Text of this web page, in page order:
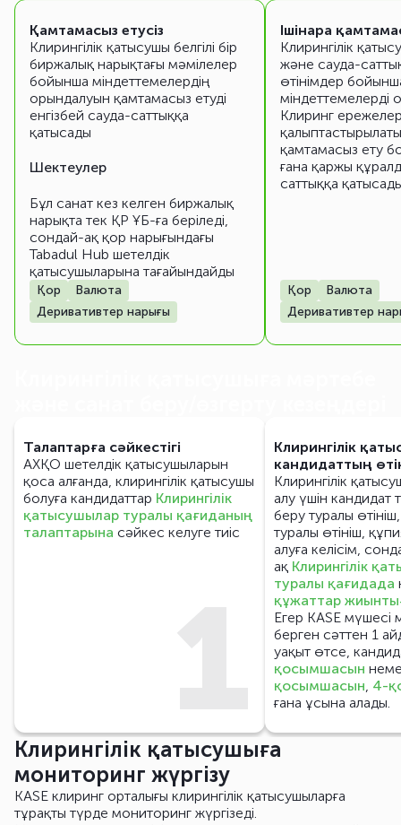
Қамтамасыз етусіз
Клирингілік қатысушы белгілі бір
биржалық нарықтағы мәмілелер
бойынша міндеттемелердің
орындалуын қамтамасыз етуді
енгізбей сауда-саттыққа
қатысады
Шектеулер
Бұл санат кез келген биржалық
нарықта тек ҚР ҰБ-ға беріледі,
сондай-ақ қор нарығындағы
Tabadul Hub шетелдік
қатысушыларына тағайындайды
Қор
Валюта
Деривативтер нарығы
Ішінара
Клирингілік
және сауда-
өтінімдер
міндеттемелерді
Клиринг
қамтамасыз ету
ғана қаржы
саттыққа
Қор
Валюта
Деривативтер
Талаптарға сәйкестігі
АХҚО шетелдік қатысушыларын
қоса алғанда, клирингілік қатысушы
болуға кандидаттар Клирингілік
қатысушылар туралы қағиданың
талаптарына сәйкес келуге тиіс
Клирингілік
кандидаттың
Клирингілік
алу үшін кандидат
беру туралы
туралы өтініш,
алуға келісім,
ақ Клирингілік
туралы қағидада
құжаттар
Егер KASE мүшесі
берген сәттен 1
уақыт өтсе,
қосымшасын
қосымшасын, 4-
ғана ұсына алады.
Клирингілік қатысушыға
мониторинг жүргізу
KASE клиринг орталығы клирингілік қатысушыларға
тұрақты түрде мониторинг жүргізеді.